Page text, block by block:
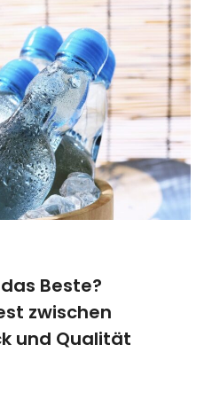
Beste?
zwischen
und Qualität